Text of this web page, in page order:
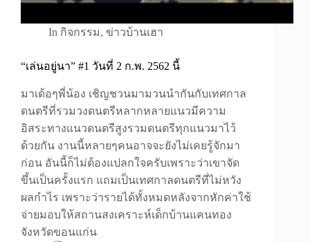
In กิจกรรม,ข่าวบ้านเฮา
“เล่นอยู่นา” #1 วันที่ 2 ก.พ. 2562 นี้
มาเด้อๆพี่น้อง เชิญชวนมามวนนำกันกับเทศกาล
ดนตรีที่รวมวงดนตรีหลากหลายแนวมีความ
อิสระทางแนวดนตรีสูงรวมดนตรีทุกแนวมาไว้
ด้วยกัน งานนี้หลายๆคนอาจจะยังไม่เคยรู้จักมา
ก่อน อันนี้ก็ไม่ต้องแปลกใจครับเพราะว่าเขาจัด
ขึ้นเป็นครั้งแรก แถมเป็นเทศกาลดนตรีที่ไม่หวัง
ผลกำไร เพราะว่ารายได้ทั้งหมดหลังจากหักค่าใช้
จ่ายมอบให้สถานสงเคราะห์เด็กบ้านแคนทอง
จังหวัดขอนแก่น